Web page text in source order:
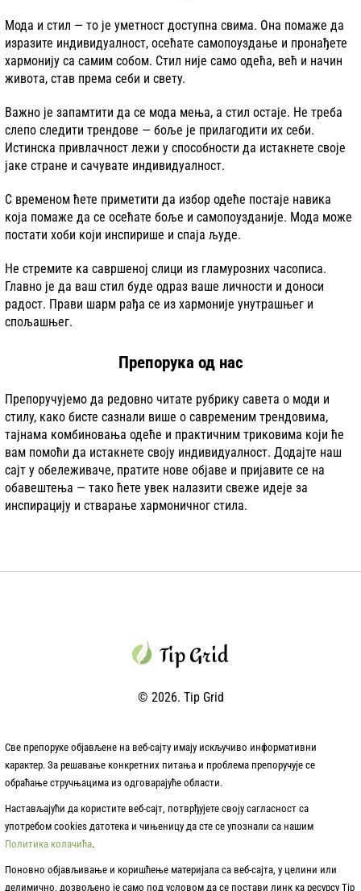
Мода и стил — то је уметност доступна свима. Она помаже да
изразите индивидуалност, осећате самопоуздање и пронађете
хармонију са самим собом. Стил није само одећа, већ и начин
живота, став према себи и свету.
Важно је запамтити да се мода мења, а стил остаје. Не треба
слепо следити трендове — боље је прилагодити их себи.
Истинска привлачност лежи у способности да истакнете своје
јаке стране и сачувате индивидуалност.
С временом ћете приметити да избор одеће постаје навика
која помаже да се осећате боље и самопоузданије. Мода може
постати хоби који инспирише и спаја људе.
Не стремите ка савршеној слици из гламурозних часописа.
Главно је да ваш стил буде одраз ваше личности и доноси
радост. Прави шарм рађа се из хармоније унутрашњег и
спољашњег.
Препорука од нас
Препоручујемо да редовно читате рубрику савета о моди и
стилу, како бисте сазнали више о савременим трендовима,
тајнама комбиновања одеће и практичним триковима који ће
вам помоћи да истакнете своју индивидуалност. Додајте наш
сајт у обележиваче, пратите нове објаве и пријавите се на
обавештења — тако ћете увек налазити свеже идеје за
инспирацију и стварање хармоничног стила.
© 2026. Tip Grid
Све препоруке објављене на веб-сајту имају искључиво информативни
карактер. За решавање конкретних питања и проблема препоручује се
обраћање стручњацима из одговарајуће области.
Настављајући да користите веб-сајт, потврђујете своју сагласност са
употребом cookies датотека и чињеницу да сте се упознали са нашим
Политика колачића.
Поновно објављивање и коришћење материјала са веб-сајта, у целини или
делимично, дозвољено је само под условом да се постави линк ка ресурсу Tip